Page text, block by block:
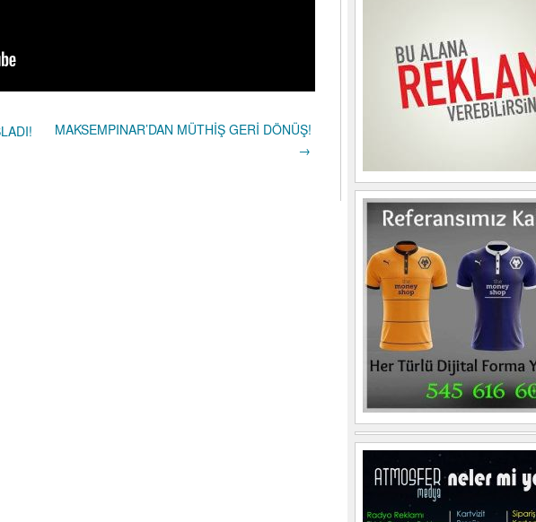
MAKSEMPINAR’DAN MÜTHİŞ GERİ DÖNÜŞ!
→